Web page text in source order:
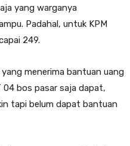
yang warganya
Padahal, untuk KPM
249.
menerima bantuan uang
04 bos pasar saja dapat,
tapi belum dapat bantuan